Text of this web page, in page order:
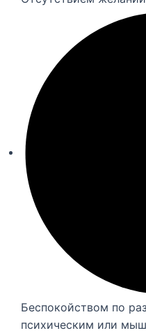
Беспокойством по
психическим или